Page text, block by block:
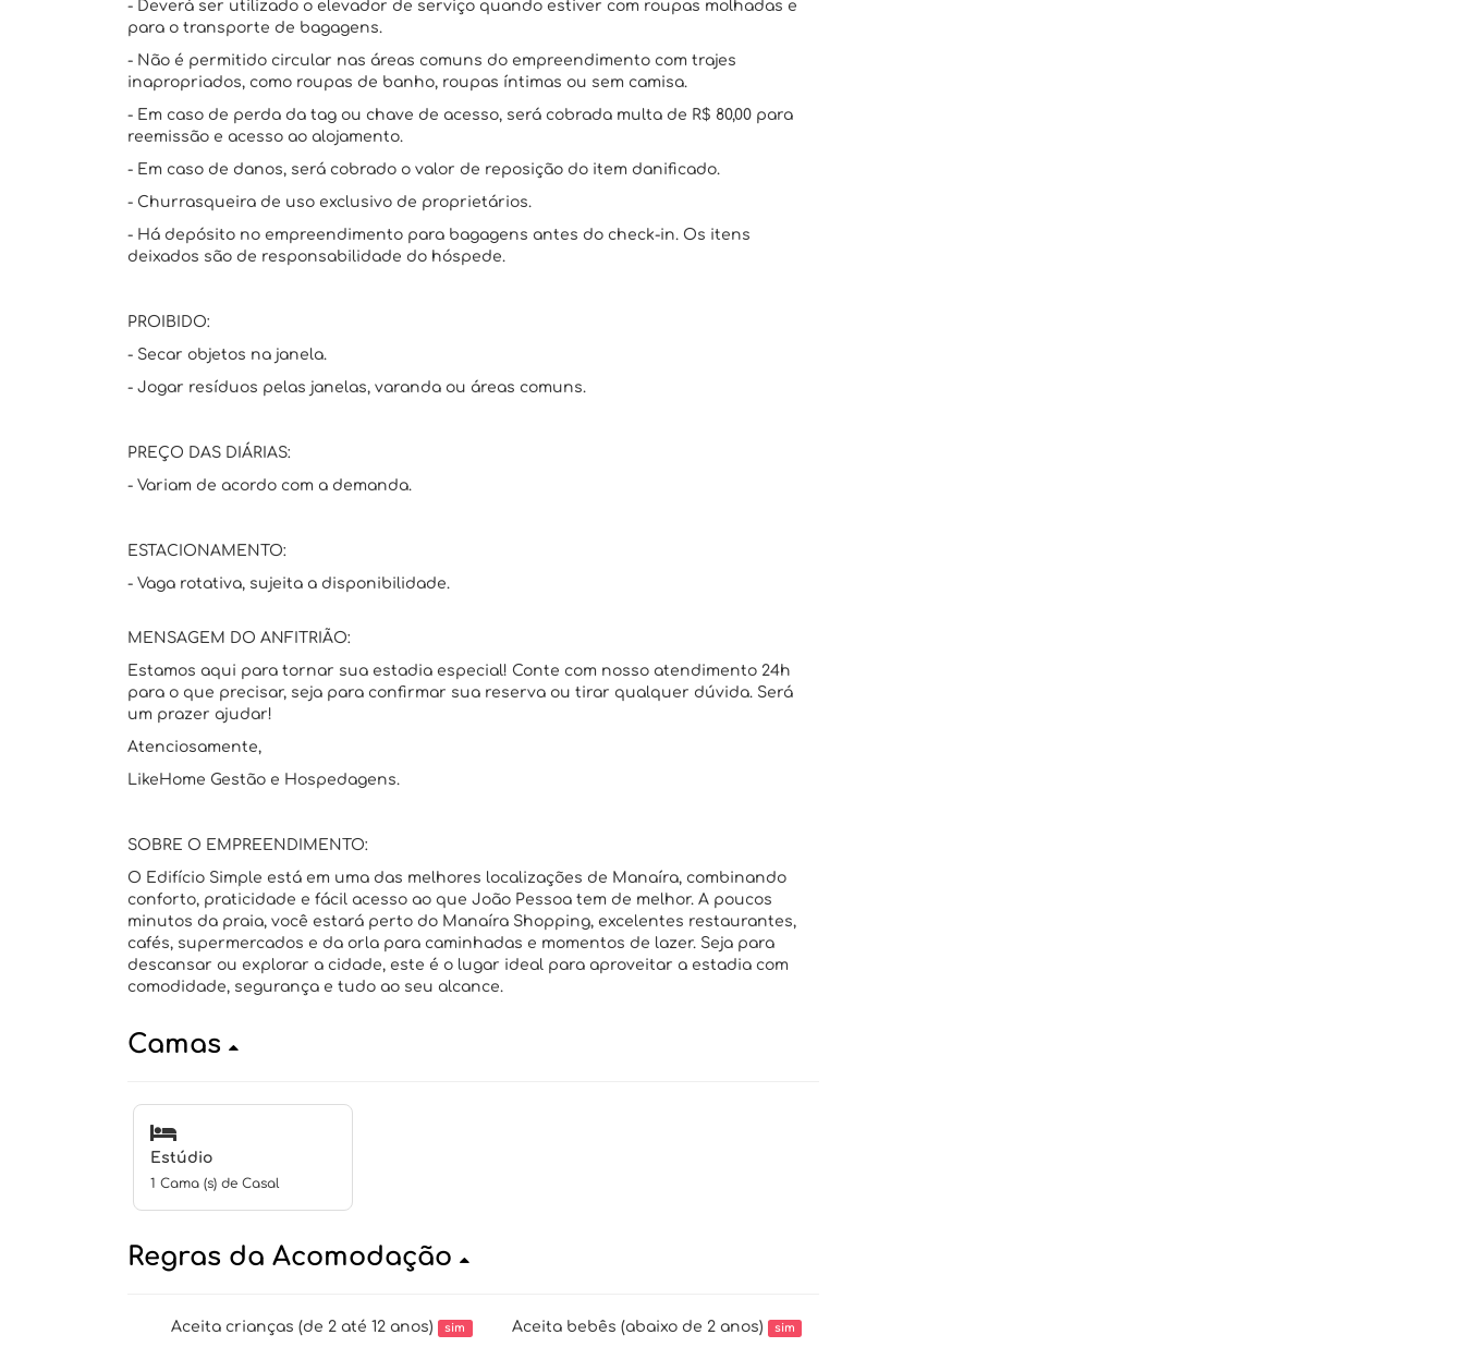
- Deverá ser utilizado o elevador de serviço quando estiver com roupas molhadas e
para o transporte de bagagens.
- Não é permitido circular nas áreas comuns do empreendimento com trajes
inapropriados, como roupas de banho, roupas íntimas ou sem camisa.
- Em caso de perda da tag ou chave de acesso, será cobrada multa de R$ 80,00 para
reemissão e acesso ao alojamento.
- Em caso de danos, será cobrado o valor de reposição do item danificado.
- Churrasqueira de uso exclusivo de proprietários.
- Há depósito no empreendimento para bagagens antes do check-in. Os itens
deixados são de responsabilidade do hóspede.
PROIBIDO:
- Secar objetos na janela.
- Jogar resíduos pelas janelas, varanda ou áreas comuns.
PREÇO DAS DIÁRIAS:
- Variam de acordo com a demanda.
ESTACIONAMENTO:
- Vaga rotativa, sujeita a disponibilidade.
MENSAGEM DO ANFITRIÃO:
Estamos aqui para tornar sua estadia especial! Conte com nosso atendimento 24h
para o que precisar, seja para confirmar sua reserva ou tirar qualquer dúvida. Será
um prazer ajudar!
Atenciosamente,
LikeHome Gestão e Hospedagens.
SOBRE O EMPREENDIMENTO:
O Edifício Simple está em uma das melhores localizações de Manaíra, combinando
conforto, praticidade e fácil acesso ao que João Pessoa tem de melhor. A poucos
minutos da praia, você estará perto do Manaíra Shopping, excelentes restaurantes,
cafés, supermercados e da orla para caminhadas e momentos de lazer. Seja para
descansar ou explorar a cidade, este é o lugar ideal para aproveitar a estadia com
comodidade, segurança e tudo ao seu alcance.
Camas
Estúdio
1 Cama (s) de Casal
Regras da Acomodação
Aceita crianças (de 2 até 12 anos) sim Aceita bebês (abaixo de 2 anos) sim